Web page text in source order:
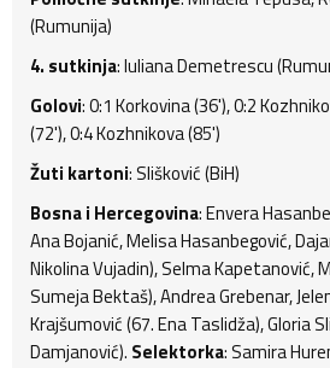
(Rumunija)
4. sutkinja: Iuliana Demetrescu
Golovi: 0:1 Korkovina (36'), 0:2
(72'), 0:4 Kozhnikova (85')
Žuti kartoni: Slišković (BiH)
Bosna i Hercegovina: Envera
Ana Bojanić, Melisa Hasanbegović,
Nikolina Vujadin), Selma Kapetanović,
Sumeja Bektaš), Andrea Grebenar,
Krajšumović (67. Ena Taslidža), Gloria
Damjanović). Selektorka: Samira